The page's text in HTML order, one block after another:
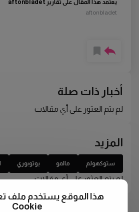
يعتمد هذا المقال على تقارير aftonbladet
aftonbladet
أخبار ذات صلة
لم يتم العثور على أي مقالات
المزيد
ستوكهولم مالمو يوتوبوري
لم يتم العثور على أي مقالات
هذا الموقع يستخدم ملف
Cookie